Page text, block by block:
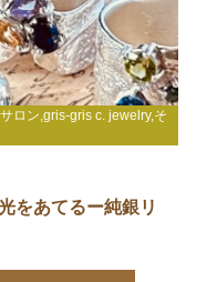
ロン,gris-gris c. jewelry,そ
をあてるー純銀リ